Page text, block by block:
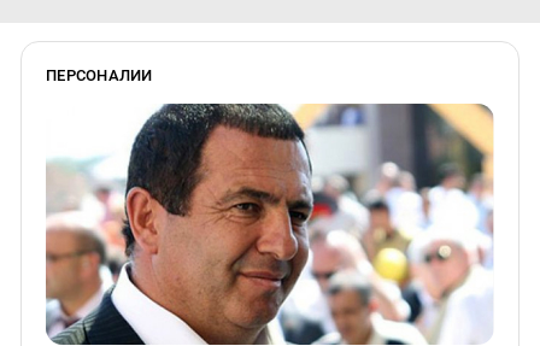
ПЕРСОНАЛИИ